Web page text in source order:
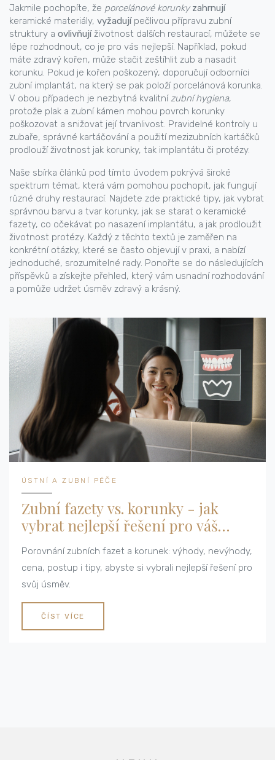
Jakmile pochopíte, že porcelánové korunky zahrnují
keramické materiály, vyžadujípečlivou přípravu zubní
struktury a ovlivňujíživotnost dalších restaurací, můžete se
lépe rozhodnout, co je pro vás nejlepší. Například, pokud
máte zdravý kořen, může stačit zeštíhlit zub a nasadit
korunku. Pokud je kořen poškozený, doporučují odborníci
zubní implantát, na který se pak položí porcelánová korunka.
V obou případech je nezbytná kvalitnízubní hygiena,
protože plak a zubní kámen mohou povrch korunky
poškozovat a snižovat její trvanlivost. Pravidelné kontroly u
zubaře, správné kartáčování a použití mezizubních kartáčků
prodlouží životnost jak korunky, tak implantátu či protézy.
Naše sbírka článků pod tímto úvodem pokrývá široké
spektrum témat, která vám pomohou pochopit, jak fungují
různé druhy restaurací. Najdete zde praktické tipy, jak vybrat
správnou barvu a tvar korunky, jak se starat o keramické
fazety, co očekávat po nasazení implantátu, a jak prodloužit
životnost protézy. Každý z těchto textů je zaměřen na
konkrétní otázky, které se často objevují v praxi, a nabízí
jednoduché, srozumitelné rady. Ponořte se do následujících
příspěvků a získejte přehled, který vám usnadní rozhodování
a pomůže udržet úsměv zdravý a krásný.
ÚSTNÍ A ZUBNÍ PÉČE
Zubní fazety vs. korunky - jak
vybrat nejlepší řešení pro váš
úsměv
Porovnání zubních fazet a korunek: výhody, nevýhody,
cena, postup i tipy, abyste si vybrali nejlepší řešení pro
svůj úsměv.
ČÍST VÍCE